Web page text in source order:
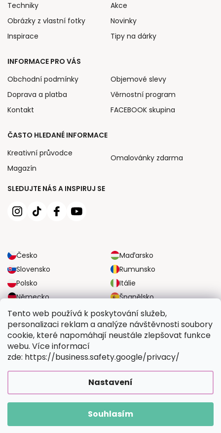
Tento web používá k poskytování služeb,
personalizaci reklam a analýze návštěvnosti soubory
cookie, které napomáhají neustále zlepšovat funkce
webu. Více informací
zde: https://business.safety.google/privacy/
Nastavení
Souhlasím
SLEDUJTE NÁS A INSPIRUJ SE
Česko
Maďarsko
Slovensko
Rumunsko
Polsko
Itálie
Německo
Španělsko
Velká Británie
Rakousko
Techniky
Obrázky z vlastní fotky
Inspirace
Akce
Novinky
Tipy na dárky
INFORMACE PRO VÁS
Obchodní podmínky
Doprava a platba
Kontakt
Objemové slevy
Věrnostní program
FACEBOOK skupina
ČASTO HLEDANÉ INFORMACE
Kreativní průvodce
Magazín
Omalovánky zdarma
SPOLEHLIVÉ MOŽNOSTI DOPRAVY
BEZPEČNÉ MOŽNOSTI PLATBY
Vytvořil Shoptet Premium|UpraviloFV STUDIO
Vymalujsisam.cz. Všechna práva vyhrazena.